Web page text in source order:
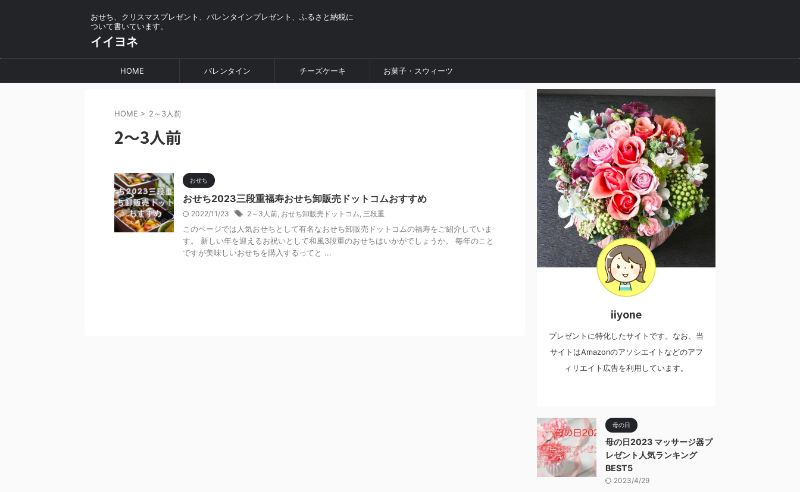
おせち、クリスマスプレゼント、バレンタインプレゼント、ふるさと納税に
ついて書いています。
イイヨネ
HOME バレンタイン チーズケーキ お菓子・スウィーツ
HOME > 2～3人前
2～3人前
おせち
おせち2023三段重福寿おせち卸販売ドットコムおすすめ
2022/11/23 2～3人前, おせち卸販売ドットコム, 三段重
このページでは人気おせちとして有名なおせち卸販売ドットコムの福寿をご紹介していま
す。 新しい年を迎えるお祝いとして和風3段重のおせちはいかがでしょうか。 毎年のこと
ですが美味しいおせちを購入するってと ...
iiyone
プレゼントに特化したサイトです。なお、当
サイトはAmazonのアソシエイトなどのアフ
ィリエイト広告を利用しています。
母の日
母の日2023 マッサージ器プ
レゼント人気ランキング
BEST5
2023/4/29